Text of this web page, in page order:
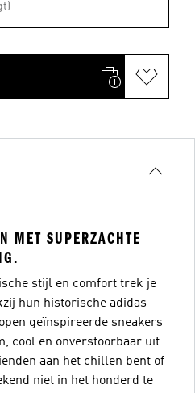
MET SUPERZACHTE
stijl en comfort trek je
hun historische adidas
geïnspireerde sneakers
cool en onverstoorbaar uit
aan het chillen bent of
niet in het honderd te